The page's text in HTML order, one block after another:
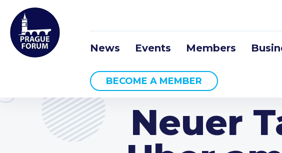
News Events Members
BECOME A MEMBER
Neuer